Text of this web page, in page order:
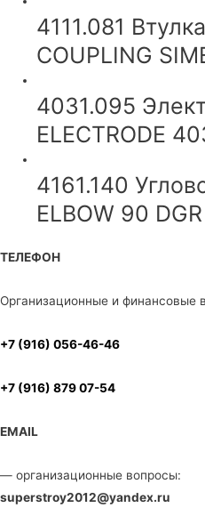
4111.081
COUPLING
4031.095
ELECTRODE
4161.140
ELBOW 90
ТЕЛЕФОН
Организационные и финансовые
+7 (916) 056-46-46
+7 (916) 879 07-54
EMAIL
— организационные вопросы:
superstroy2012@yandex.ru